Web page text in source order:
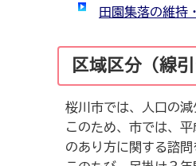
田園集落の維持
区域区分（線
桜川市では、人口の
このため、市では、
のあり方に関する諮問